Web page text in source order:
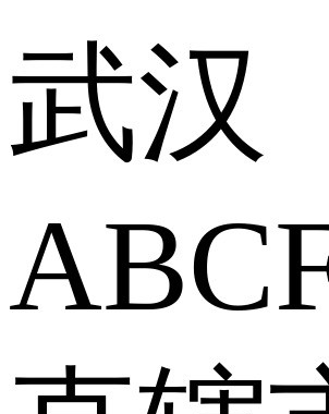
武汉
ABC